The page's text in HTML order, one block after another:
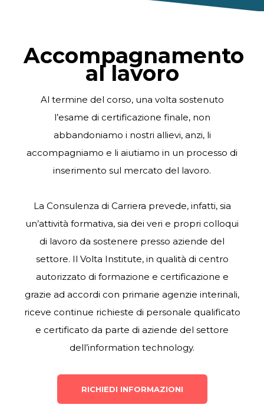
Accompagnamento
al lavoro
Al termine del corso, una volta sostenuto
l’esame di certificazione finale, non
abbandoniamo i nostri allievi, anzi, li
accompagniamo e li aiutiamo in un processo di
inserimento sul mercato del lavoro.
La Consulenza di Carriera prevede, infatti, sia
un’attività formativa, sia dei veri e propri colloqui
di lavoro da sostenere presso aziende del
settore. Il Volta Institute, in qualità di centro
autorizzato di formazione e certificazione e
grazie ad accordi con primarie agenzie interinali,
riceve continue richieste di personale qualificato
e certificato da parte di aziende del settore
dell’information technology.
RICHIEDI INFORMAZIONI